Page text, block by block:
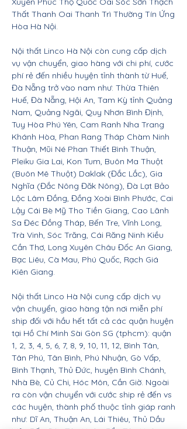
Thất Thanh Oai Thanh Trì Thường Tín Ứng
Hòa Hà Nội.
Nội thất Linco Hà Nội còn cung cấp dịch
vụ vận chuyển, giao hàng với chi phí, cước
phí rẻ đến nhiều huyện tỉnh thành từ Huế,
Đà Nẵng trở vào nam như: Thừa Thiên
Huế, Đà Nẵng, Hội An, Tam Kỳ tỉnh Quảng
Nam, Quảng Ngãi, Quy Nhơn Bình Định,
Tuy Hòa Phú Yên, Cam Ranh Nha Trang
Khánh Hòa, Phan Rang Tháp Chàm Ninh
Thuận, Mũi Né Phan Thiết Bình Thuận,
Pleiku Gia Lai, Kon Tum, Buôn Ma Thuột
(Buôn Mê Thuột) Daklak (Đắc Lắc), Gia
Nghĩa (Đắc Nông Đăk Nông), Đà Lạt Bảo
Lộc Lâm Đồng, Đồng Xoài Bình Phước, Cai
Lậy Cái Bè Mỹ Tho Tiền Giang, Cao Lãnh
Sa Đéc Đồng Tháp, Bến Tre, Vĩnh Long,
Trà Vinh, Sóc Trăng, Cái Răng Ninh Kiều
Cần Thơ, Long Xuyên Châu Đốc An Giang,
Bạc Liêu, Cà Mau, Phú Quốc, Rạch Giá
Kiên Giang.
Nội thất Linco Hà Nội cung cấp dịch vụ
vận chuyển, giao hàng tận nơi miễn phí
ship đối với hầu hết tất cả các quận huyện
tại Hồ Chí Minh Sài Gòn SG (tphcm): quận
1, 2, 3, 4, 5, 6, 7, 8, 9, 10, 11, 12, Bình Tân,
Tân Phú, Tân Bình, Phú Nhuận, Gò Vấp,
Bình Thạnh, Thủ Đức, huyện Bình Chánh,
Nhà Bè, Củ Chi, Hóc Môn, Cần Giờ. Ngoài
ra còn vận chuyển với cước ship rẻ đến vs
các huyện, thành phố thuộc tỉnh giáp ranh
như: Dĩ An, Thuận An, Lái Thiêu, Thủ Dầu